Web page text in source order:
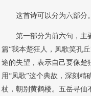
这首诗可以分为六部分。
第一部分为前六句，主
篇“我本楚狂人，凤歌笑孔
途的失望，表示自己要像楚
用“凤歌”这个典故，深刻精
杖，朝别黄鹤楼。五岳寻仙